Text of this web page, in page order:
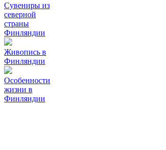
Сувениры из
северной
страны
Финляндии
Живопись в
Финляндии
Особенности
жизни в
Финляндии